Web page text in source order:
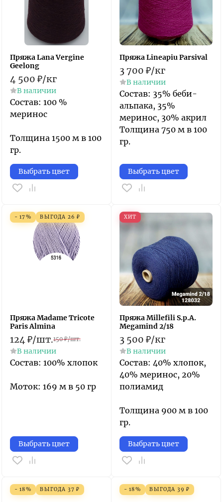
Пряжа Lana Vergine
Geelong
4 500 ₽/кг
В наличии
Состав: 100 %
меринос
Толщина 1500 м в 100
гр.
Выбрать цвет
Пряжа Lineapiu Parsival
3 700 ₽/кг
В наличии
Состав: 35% беби-
альпака, 35%
меринос, 30% акрил
Толщина 750 м в 100
гр.
Выбрать цвет
- 17% ВЫГОДА 26 ₽
Пряжа Madame Tricote
Paris Almina
124₽/шт.150 ₽/шт.
В наличии
Состав: 100% хлопок
Моток: 169 м в 50 гр
Выбрать цвет
ХИТ
Пряжа Millefili S.p.A.
Megamind 2/18
3 500 ₽/кг
В наличии
Состав: 40% хлопок,
40% меринос, 20%
полиамид
Толщина 900 м в 100
гр.
Выбрать цвет
- 18% ВЫГОДА 37 ₽ - 18% ВЫГОДА 39 ₽